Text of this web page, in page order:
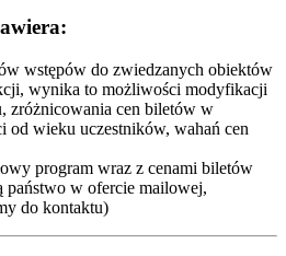
wstępów do zwiedzanych obiektów
wynika to możliwości modyfikacji
zróżnicowania cen biletów w
od wieku uczestników, wahań cen
program wraz z cenami biletów
państwo w ofercie mailowej,
do kontaktu)